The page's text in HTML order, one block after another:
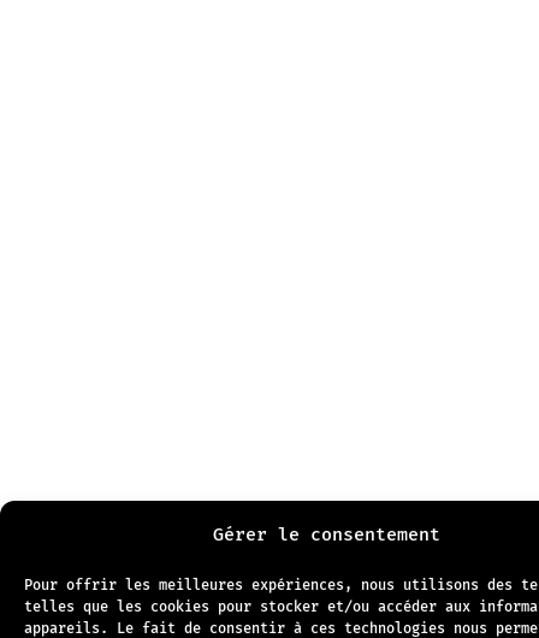
Gérer le consentement
Pour offrir les meilleures expériences, nous utilisons des
telles que les cookies pour stocker et/ou accéder aux
appareils. Le fait de consentir à ces technologies nous